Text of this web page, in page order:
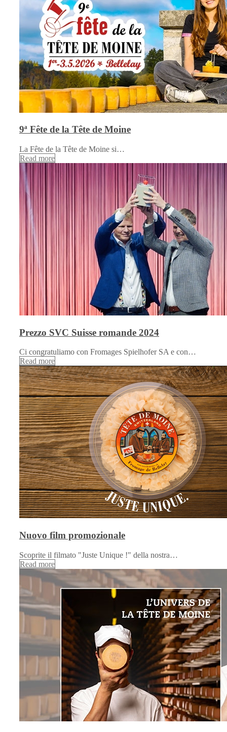
9ª Fête de la Tête de Moine
La Fête de la Tête de Moine si…
Read more
Prezzo SVC Suisse romande 2024
Ci congratuliamo con Fromages Spielhofer SA e con…
Read more
Nuovo film promozionale
Scoprite il filmato "Juste Unique !" della nostra…
Read more